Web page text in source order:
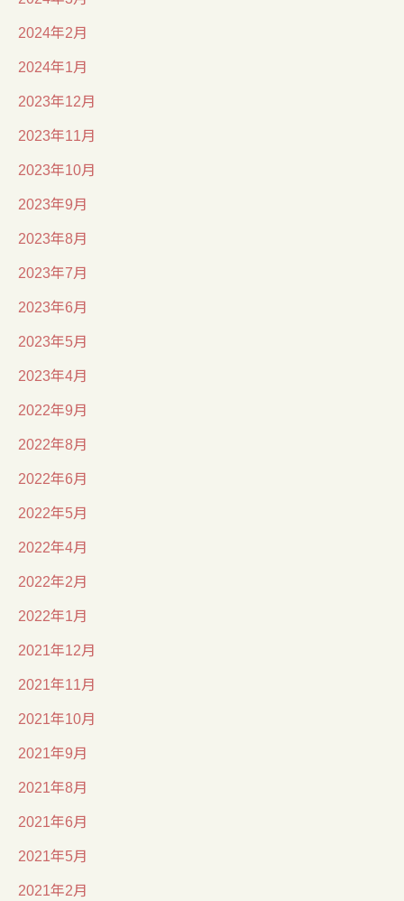
2024年2月
2024年1月
2023年12月
2023年11月
2023年10月
2023年9月
2023年8月
2023年7月
2023年6月
2023年5月
2023年4月
2022年9月
2022年8月
2022年6月
2022年5月
2022年4月
2022年2月
2022年1月
2021年12月
2021年11月
2021年10月
2021年9月
2021年8月
2021年6月
2021年5月
2021年2月